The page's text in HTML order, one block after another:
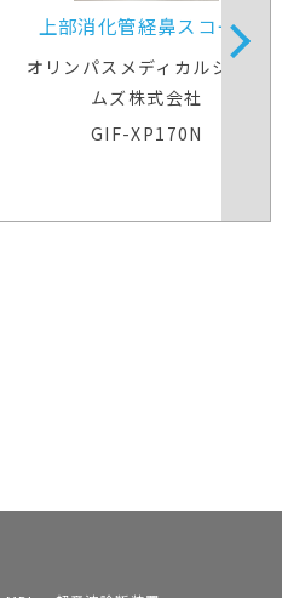
上部消化管経鼻スコープ
オリンパスメディカルシステ
ムズ株式会社
GIF-XP170N